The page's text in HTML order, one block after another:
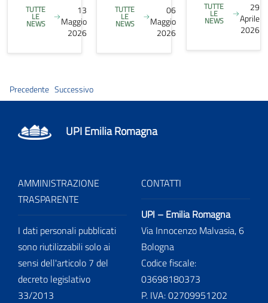
TUTTE
LE
NEWS
13
Maggio
2026
TUTTE
LE
NEWS
06
Maggio
2026
TUTTE
LE
NEWS
29
Aprile
2026
Precedente Successivo
UPI Emilia Romagna
AMMINISTRAZIONE
TRASPARENTE
I dati personali pubblicati
sono riutilizzabili solo ai
sensi dell'articolo 7 del
decreto legislativo
33/2013
CONTATTI
UPI – Emilia Romagna
Via Innocenzo Malvasia, 6
Bologna
Codice fiscale:
03698180373
P. IVA: 02709951202